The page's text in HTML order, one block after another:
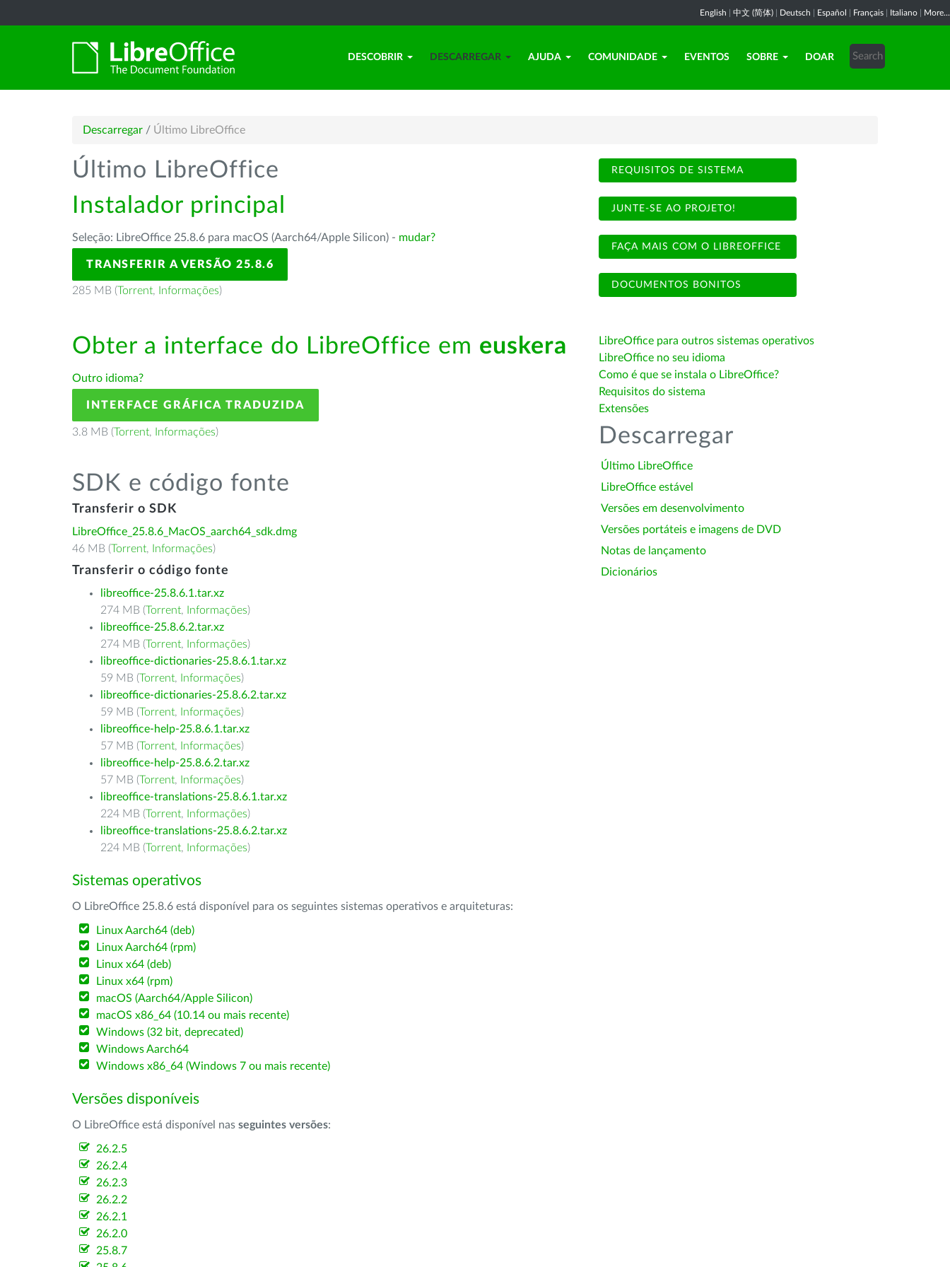
English 中文 (简体) Deutsch Español Français Italiano More...
DESCOBRIR DESCARREGAR AJUDA COMUNIDADE EVENTOS SOBRE DOAR
Descarregar / Último LibreOffice
Último LibreOffice
Instalador principal
Seleção: LibreOffice 25.8.6 para macOS (Aarch64/Apple Silicon) - mudar?
TRANSFERIR A VERSÃO 25.8.6
285 MB (Torrent, Informações)
Obter a interface do LibreOffice em euskera
Outro idioma?
INTERFACE GRÁFICA TRADUZIDA
3.8 MB (Torrent, Informações)
SDK e código fonte
Transferir o SDK
LibreOffice_25.8.6_MacOS_aarch64_sdk.dmg
46 MB (Torrent, Informações)
Transferir o código fonte
libreoffice-25.8.6.1.tar.xz
274 MB (Torrent, Informações)
libreoffice-25.8.6.2.tar.xz
274 MB (Torrent, Informações)
libreoffice-dictionaries-25.8.6.1.tar.xz
59 MB (Torrent, Informações)
libreoffice-dictionaries-25.8.6.2.tar.xz
59 MB (Torrent, Informações)
libreoffice-help-25.8.6.1.tar.xz
57 MB (Torrent, Informações)
libreoffice-help-25.8.6.2.tar.xz
57 MB (Torrent, Informações)
libreoffice-translations-25.8.6.1.tar.xz
224 MB (Torrent, Informações)
libreoffice-translations-25.8.6.2.tar.xz
224 MB (Torrent, Informações)
Sistemas operativos
O LibreOffice 25.8.6 está disponível para os seguintes sistemas operativos e arquiteturas:
Linux Aarch64 (deb)
Linux Aarch64 (rpm)
Linux x64 (deb)
Linux x64 (rpm)
macOS (Aarch64/Apple Silicon)
macOS x86_64 (10.14 ou mais recente)
Windows (32 bit, deprecated)
Windows Aarch64
Windows x86_64 (Windows 7 ou mais recente)
Versões disponíveis
O LibreOffice está disponível nas seguintes versões:
26.2.5
26.2.4
26.2.3
26.2.2
26.2.1
26.2.0
25.8.7
REQUISITOS DE SISTEMA
JUNTE-SE AO PROJETO!
FAÇA MAIS COM O LIBREOFFICE
DOCUMENTOS BONITOS
LibreOffice para outros sistemas operativos
LibreOffice no seu idioma
Como é que se instala o LibreOffice?
Requisitos do sistema
Extensões
Descarregar
Último LibreOffice
LibreOffice estável
Versões em desenvolvimento
Versões portáteis e imagens de DVD
Notas de lançamento
Dicionários